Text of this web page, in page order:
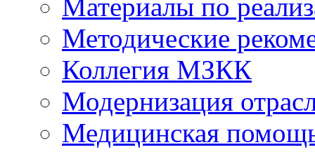
Материалы по
Методические
Коллегия МЗКК
Модернизация
Медицинская